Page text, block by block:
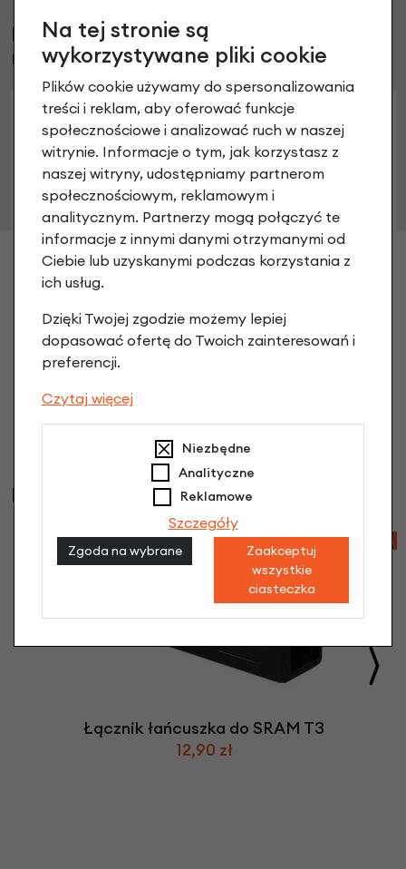
Klienci, którzy kupili ten produkt wybrali
również
Śruba Sturmey Archer do hamulca bębnowego
22,90 zł
Najczęściej kupowane
-81%
Łącznik łańcuszka do SRAM T3
12,90 zł
Na tej stronie są
wykorzystywane pliki cookie
Plików cookie używamy do spersonalizowania
treści i reklam, aby oferować funkcje
społecznościowe i analizować ruch w naszej
witrynie. Informacje o tym, jak korzystasz z
naszej witryny, udostępniamy partnerom
społecznościowym, reklamowym i
analitycznym. Partnerzy mogą połączyć te
informacje z innymi danymi otrzymanymi od
Ciebie lub uzyskanymi podczas korzystania z
ich usług.
Dzięki Twojej zgodzie możemy lepiej
dopasować ofertę do Twoich zainteresowań i
preferencji.
Czytaj więcej
Niezbędne
Analityczne
Reklamowe
Szczegóły
Zgoda na wybrane
Zaakceptuj
wszystkie
ciasteczka